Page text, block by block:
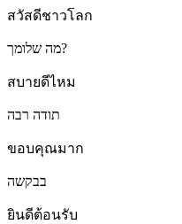
สวัสดีชาวโลก
מה שלומך?
สบายดีไหม
תודה רבה
ขอบคุณมาก
בבקשה
ยินดีต้อนรับ